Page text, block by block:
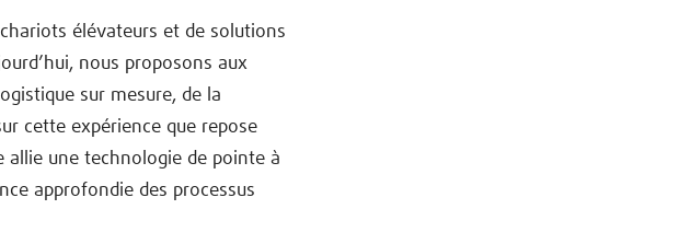
élévateurs et de solutions
nous proposons aux
sur mesure, de la
cette expérience que repose
allie une technologie de pointe à
approfondie des processus